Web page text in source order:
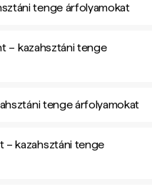
tenge árfolyamokat
– kazahsztáni tenge
tenge árfolyamokat
– kazahsztáni tenge